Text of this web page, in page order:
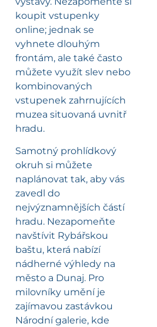
koupit vstupenky
online; jednak se
vyhnete dlouhým
frontám, ale také často
můžete využít slev nebo
kombinovaných
vstupenek zahrnujících
muzea situovaná uvnitř
hradu.
Samotný prohlídkový
okruh si můžete
naplánovat tak, aby vás
zavedl do
nejvýznamnějších částí
hradu. Nezapomeňte
navštívit Rybářskou
baštu, která nabízí
nádherné výhledy na
město a Dunaj. Pro
milovníky umění je
zajímavou zastávkou
Národní galerie, kde